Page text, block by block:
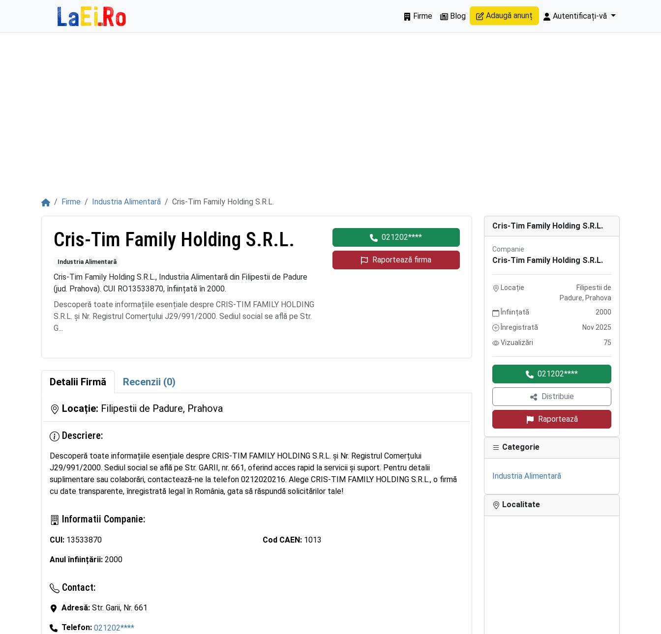
Firme
Blog Adaugă anunț Autentificați-vă
AcasăFirme Industria Alimentară Cris-Tim Family Holding S.R.L.
Cris-Tim Family Holding S.R.L.
Industria Alimentară
Cris-Tim Family Holding S.R.L., Industria Alimentară din Filipestii de Padure
(jud. Prahova). CUI RO13533870, înființată în 2000.
Descoperă toate informațiile esențiale despre CRIS-TIM FAMILY HOLDING
S.R.L. și Nr. Registrul Comerțului J29/991/2000. Sediul social se află pe Str.
G...
021202****
Raportează firma
Detalii Firmă Recenzii (0)
Locație: Filipestii de Padure, Prahova
Descriere:
Descoperă toate informațiile esențiale despre CRIS-TIM FAMILY HOLDING S.R.L. și Nr. Registrul Comerțului
J29/991/2000. Sediul social se află pe Str. GARII, nr. 661, oferind acces rapid la servicii și suport. Pentru detalii
suplimentare sau colaborări, contactează-ne la telefon 0212020216. Alege CRIS-TIM FAMILY HOLDING S.R.L., o firmă
cu date transparente, înregistrată legal în România, gata să răspundă solicitărilor tale!
Informatii Companie:
CUI: 13533870 Cod CAEN: 1013
Anul înființării: 2000
Contact:
Adresă: Str. Garii, Nr. 661
Telefon: 021202****
Cris-Tim Family Holding S.R.L.
Companie
Cris-Tim Family Holding S.R.L.
Locație
Filipestii de
Padure, Prahova
Înființată
2000
Înregistrată
Nov 2025
Vizualizări
75
021202****
Distribuie
Raportează
Categorie
Industria Alimentară
Localitate